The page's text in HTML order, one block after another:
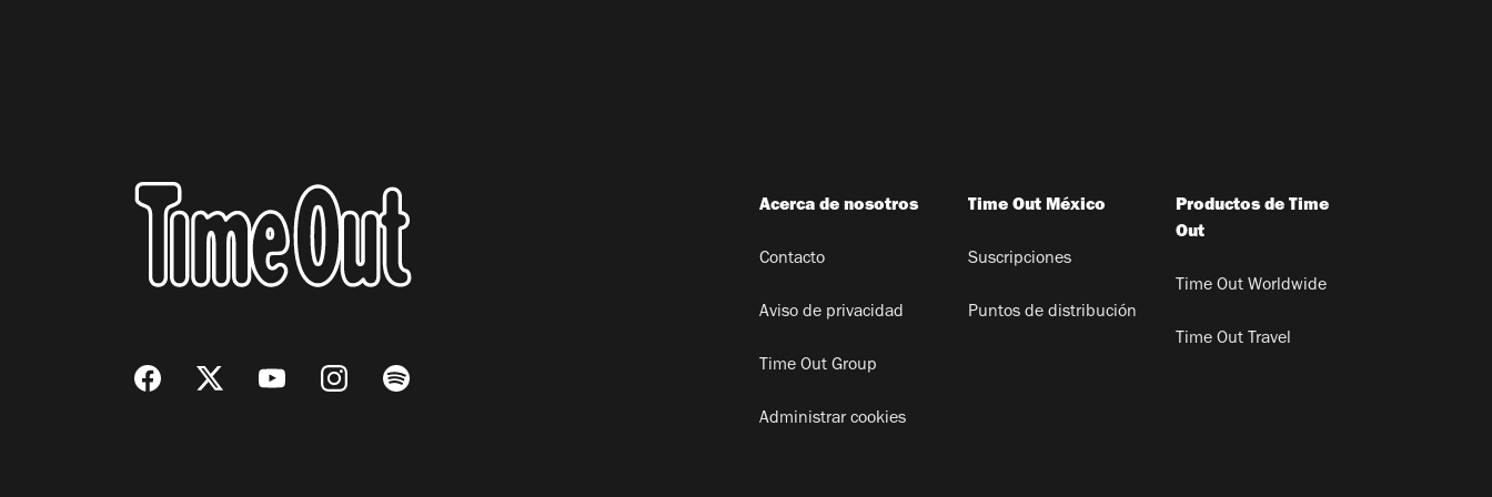
Acerca de nosotros
Contacto
Aviso de privacidad
Time Out Group
Administrar cookies
Time Out México
Suscripciones
Puntos de distribución
Productos de Time
Out
Time Out Worldwide
Time Out Travel